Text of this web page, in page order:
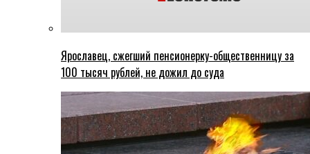
Ярославец, сжегший пенсионерку-общественницу за
100 тысяч рублей, не дожил до суда